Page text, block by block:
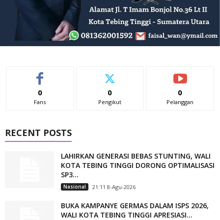
0
Fans
0
Pengikut
0
Pelanggan
RECENT POSTS
LAHIRKAN GENERASI BEBAS STUNTING, WALI
KOTA TEBING TINGGI DORONG OPTIMALISASI
SP3...
Nasional 21:11 8-Agu-2026
BUKA KAMPANYE GERMAS DALAM ISPS 2026,
WALI KOTA TEBING TINGGI APRESIASI...